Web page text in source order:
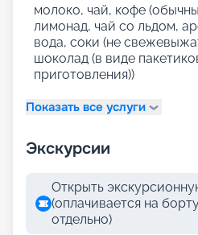
молоко, чай, кофе
лимонад, чай со льдом,
вода, соки (не
шоколад (в виде
приготовления))
Показать все услуги
Экскурсии
Открыть
(оплачивается на
отдельно)